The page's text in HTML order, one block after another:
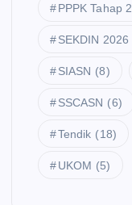
PPPK Tahap 2
SEKDIN 2026
SIASN (8)
SSCASN (6)
Tendik (18)
UKOM (5)